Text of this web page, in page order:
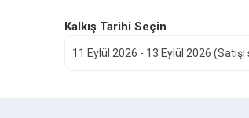
Kalkış Tarihi Seçin